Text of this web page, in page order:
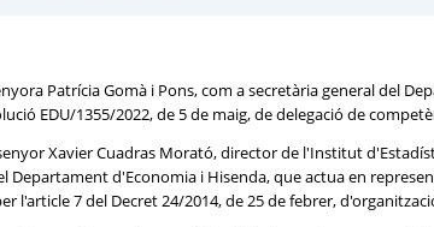
Patrícia Gomà i Pons, com a secretària general del
EDU/1355/2022, de 5 de maig, de delegació de
Xavier Cuadras Morató, director de l'Institut
Departament d'Economia i Hisenda, que actua en
l'article 7 del Decret 24/2014, de 25 de febrer,